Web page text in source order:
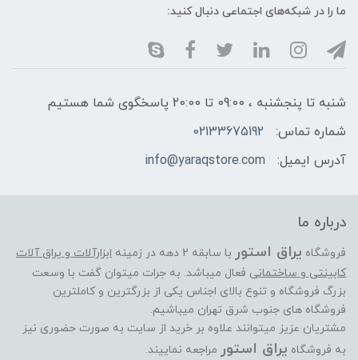
ما را در شبکه‌های اجتماعی دنبال کنید:
شنبه تا پنجشنبه ، 09:00 تا 20:00 پاسخگوی شما هستیم
شماره تماس:
02133675192
آدرس ایمیل:
info@yaraqstore.com
درباره ما
فروشگاه یراق استور با سابقه 2 دهه در زمینه
ابزارآلات و یراق آلات
کابینتی و ساختمانی فعال میباشد. به جرات میتوان گفت با وسعت
بزرگ فروشگاه و تنوع بالای اجناس یکی از بزرگترین و کاملترین
فروشگاه های جنوب شرق تهران میباشیم.
مشتریان عزیز میتوانند علاوه بر خرید از سایت به صورت حضوری نیز
به فروشگاه یراق استور مراجعه نماییند.